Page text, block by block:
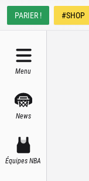
PARIER ! #SHOP
Menu
News
Équipes NBA